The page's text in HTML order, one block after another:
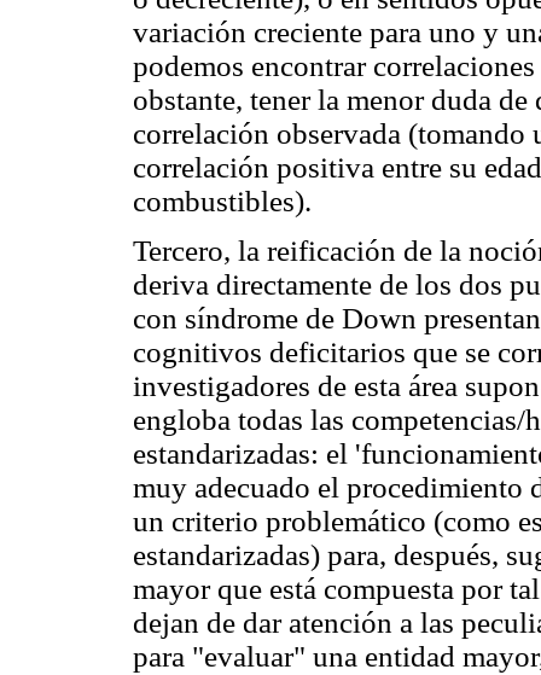
variación creciente para uno y
podemos encontrar
obstante, tener la menor duda
correlación observada
correlación positiva entre su
combustibles).
Tercero, la reificación de la
deriva directamente de los dos
con síndrome de Down
cognitivos deficitarios que se
investigadores de esta área
engloba todas las competencias/
estandarizadas: el
muy adecuado el procedimiento
un criterio problemático (como
estandarizadas) para, después,
mayor que está compuesta por
dejan de dar atención a las
para "evaluar" una entidad